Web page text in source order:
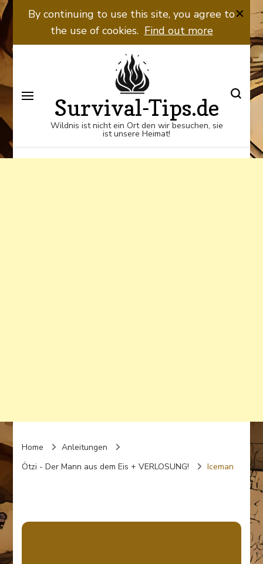
Wildnis ist nicht ein Ort den wir
besuchen, sie ist unsere Heimat!
By continuing to use this site, you agree to
the use of cookies. Find out more
Survival-Tips.de
Wildnis ist nicht ein Ort den wir besuchen, sie
ist unsere Heimat!
Home
Anleitungen
Ötzi - Der Mann aus dem Eis + VERLOSUNG!
Iceman